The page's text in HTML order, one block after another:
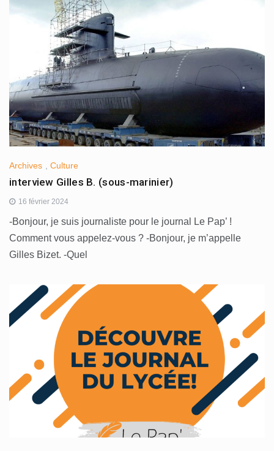
Archives Culture
interview Gilles B. (sous-marinier)
16 février 2024
-Bonjour, je suis journaliste pour le journal Le Pap’ !
Comment vous appelez-vous ? -Bonjour, je m’appelle
Gilles Bizet. -Quel